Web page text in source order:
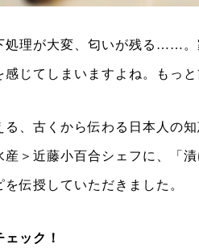
処理が大変、匂いが残る……。
感じてしまいますよね。もっ
る、古くから伝わる日本人の
産＞近藤小百合シェフに、「
伝授していただきました。
ック！